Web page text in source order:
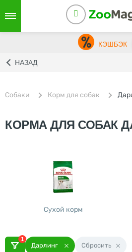
КЭШБЭК
НАЗАД
Собаки Корм для собак
КОРМА ДЛЯ СОБАК
Сухой корм
1
Дарлинг Сбросить